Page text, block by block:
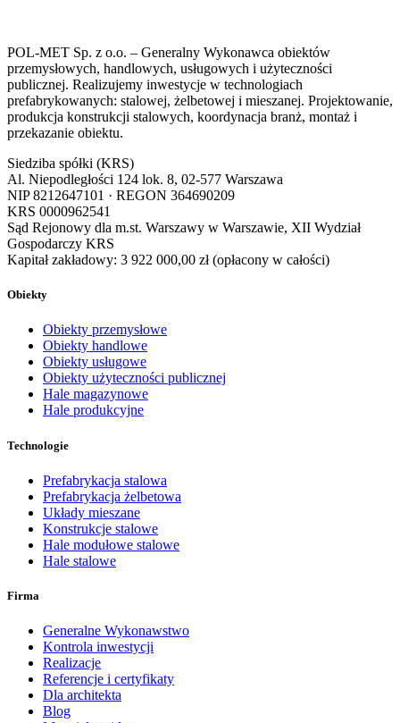
POL-MET Sp. z o.o. – Generalny Wykonawca obiektów
przemysłowych, handlowych, usługowych i użyteczności
publicznej. Realizujemy inwestycje w technologiach
prefabrykowanych: stalowej, żelbetowej i mieszanej. Projektowanie,
produkcja konstrukcji stalowych, koordynacja branż, montaż i
przekazanie obiektu.
Siedziba spółki (KRS)
Al. Niepodległości 124 lok. 8, 02-577 Warszawa
NIP8212647101 · REGON 364690209
KRS 0000962541
Sąd Rejonowy dla m.st. Warszawy w Warszawie, XII Wydział
Gospodarczy KRS
Kapitał zakładowy: 3 922 000,00 zł(opłacony w całości)
Obiekty
Obiekty przemysłowe
Obiekty handlowe
Obiekty usługowe
Obiekty użyteczności publicznej
Hale magazynowe
Hale produkcyjne
Technologie
Prefabrykacja stalowa
Prefabrykacja żelbetowa
Układy mieszane
Konstrukcje stalowe
Hale modułowe stalowe
Hale stalowe
Firma
Generalne Wykonawstwo
Kontrola inwestycji
Realizacje
Referencje i certyfikaty
Dla architekta
Blog